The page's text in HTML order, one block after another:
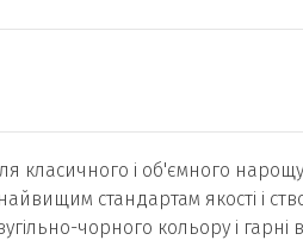
класичного і об'ємного
стандартам якості і
чорного кольору і